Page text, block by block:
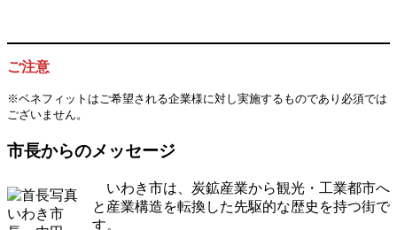
ご注意
※ベネフィットはご希望される企業様に対し実施するものであり必須では
ございません。
市長からのメッセージ
いわき市
いわき市は、炭鉱産業から観光・工業都市へ
と産業構造を転換した先駆的な歴史を持つ街で
す。